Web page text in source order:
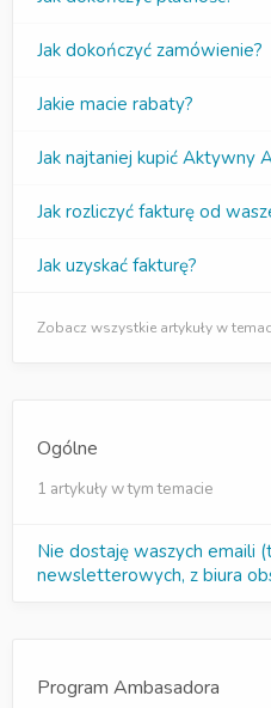
Jak dokończyć zamówienie?
Jakie macie rabaty?
Jak najtaniej kupić Aktywny
Jak rozliczyć fakturę od
Jak uzyskać fakturę?
Zobacz wszystkie artykuły w
Ogólne
1 artykuły w tym temacie
Nie dostaję waszych emaili
newsletterowych, z biura
Program Ambasadora